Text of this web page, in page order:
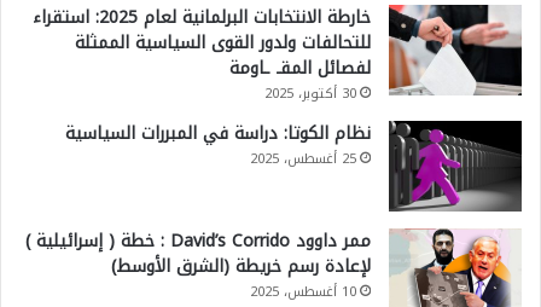
خارطة الانتخابات البرلمانية لعام 2025: استقراء
للتحالفات ولدور القوى السياسية الممثلة
لفصائل المقـ ـاومة
30 أكتوبر، 2025
نظام الكوتا: دراسة في المبررات السياسية
25 أغسطس، 2025
ممر داوود David’s Corrido : خطة ( إسرائيلية )
لإعادة رسم خريطة (الشرق الأوسط)
10 أغسطس، 2025